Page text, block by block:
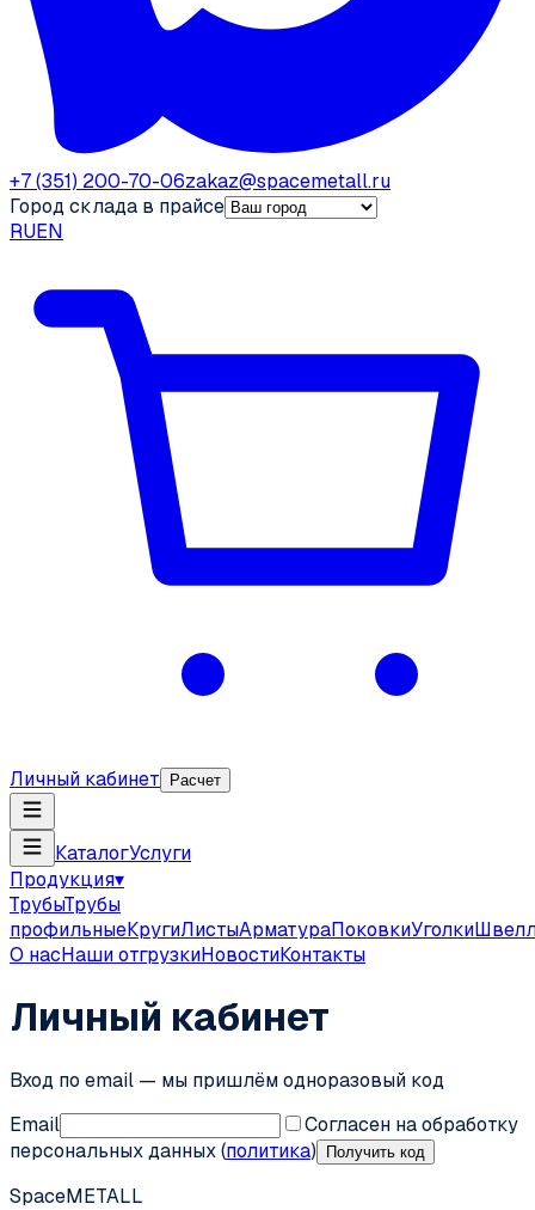
+7 (351) 200-70-06zakaz@spacemetall.ru
Город склада в прайсе
RUEN
Личный кабинет Расчет
КаталогУслуги
Продукция▾
ТрубыТрубы
профильныеКругиЛистыАрматураПоковкиУголки
О насНаши отгрузкиНовостиКонтакты
Личный кабинет
Вход по email — мы пришлём одноразовый код
Email
Согласен на обработку
персональных данных (политика) Получить код
SpaceMETALL